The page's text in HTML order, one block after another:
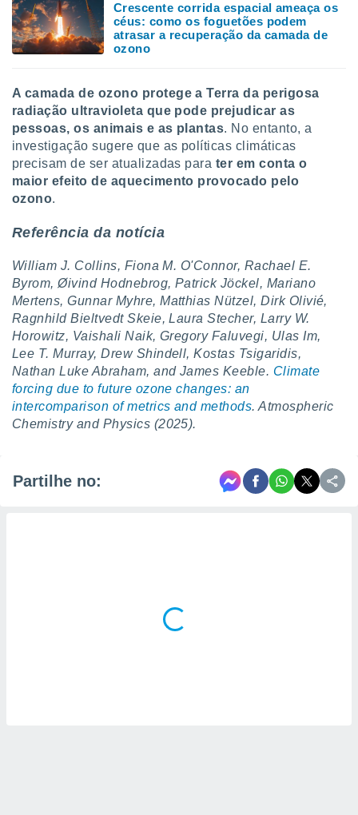
Crescente corrida espacial ameaça os
céus: como os foguetões podem
atrasar a recuperação da camada de
ozono
A camada de ozono protege a Terra da perigosa
radiação ultravioleta que pode prejudicar as
pessoas, os animais e as plantas. No entanto, a
investigação sugere que as políticas climáticas
precisam de ser atualizadas para ter em conta o
maior efeito de aquecimento provocado pelo
ozono.
Referência da notícia
William J. Collins, Fiona M. O'Connor, Rachael E.
Byrom, Øivind Hodnebrog, Patrick Jöckel, Mariano
Mertens, Gunnar Myhre, Matthias Nützel, Dirk Olivié,
Ragnhild Bieltvedt Skeie, Laura Stecher, Larry W.
Horowitz, Vaishali Naik, Gregory Faluvegi, Ulas Im,
Lee T. Murray, Drew Shindell, Kostas Tsigaridis,
Nathan Luke Abraham, and James Keeble. Climate
forcing due to future ozone changes: an
intercomparison of metrics and methods. Atmospheric
Chemistry and Physics (2025).
Partilhe no: